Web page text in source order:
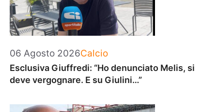
06 Agosto 2026Categorie
Calcio
Esclusiva Giuffredi: “Ho denunciato Melis, si
deve vergognare. E su Giulini…”